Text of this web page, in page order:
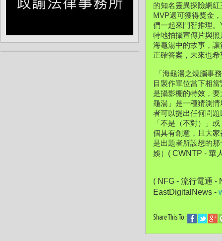
的知名靈異探險網
MVP還可獲得獎金
們一起來鬥智推理
特地拍攝宣傳片與
海龜湯中的故事，
正確答案，未來也
「海龜湯之燒腦事
目製作單位當下相
是攝影棚的特效，
龜湯」是一種猜測
者可以提出任何問
「不是（不對）」
個具有創意，且大
是出題者所設想的
娛） ( CWNTP - 華
( NFG - 流行電通 -
EastDigitalNews -
Share This To :